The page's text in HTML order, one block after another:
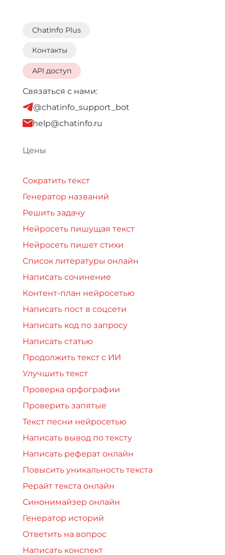
ChatInfo Plus
Контакты
API доступ
Связаться с нами:
@chatinfo_support_bot
help@chatinfo.ru
Цены
Сократить текст
Генератор названий
Решить задачу
Нейросеть пишущая текст
Нейросеть пишет стихи
Список литературы онлайн
Написать сочинение
Контент-план нейросетью
Написать пост в соцсети
Написать код по запросу
Написать статью
Продолжить текст с ИИ
Улучшить текст
Проверка орфографии
Проверить запятые
Текст песни нейросетью
Написать вывод по тексту
Написать реферат онлайн
Повысить уникальность текста
Рерайт текста онлайн
Синонимайзер онлайн
Генератор историй
Ответить на вопрос
Написать конспект